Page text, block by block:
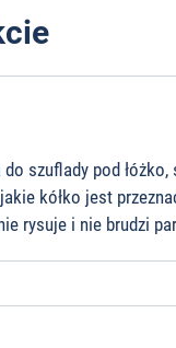
szuflady pod
kółko jest
rysuje i nie brudzi